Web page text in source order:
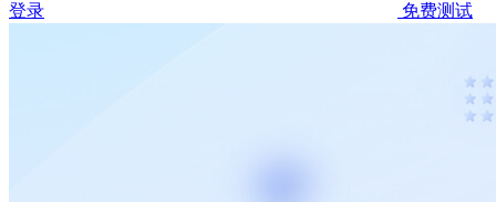
登录 免费测试